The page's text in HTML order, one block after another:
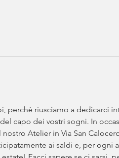
perchè riusciamo a dedicarci
capo dei vostri sogni. In
Atelier in Via San
ai saldi e, per ogni